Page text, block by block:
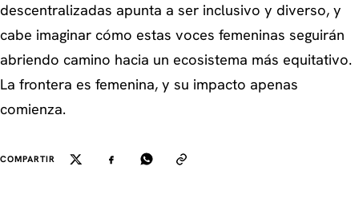
descentralizadas apunta a ser inclusivo y diverso, y
cabe imaginar cómo estas voces femeninas seguirán
abriendo camino hacia un ecosistema más equitativo.
La frontera es femenina, y su impacto apenas
comienza.
COMPARTIR